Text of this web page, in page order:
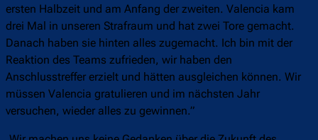
ersten Halbzeit und am Anfang der zweiten. Valencia kam
drei Mal in unseren Strafraum und hat zwei Tore gemacht.
Danach haben sie hinten alles zugemacht. Ich bin mit der
Reaktion des Teams zufrieden, wir haben den
Anschlusstreffer erzielt und hätten ausgleichen können. Wir
müssen Valencia gratulieren und im nächsten Jahr
versuchen, wieder alles zu gewinnen.”